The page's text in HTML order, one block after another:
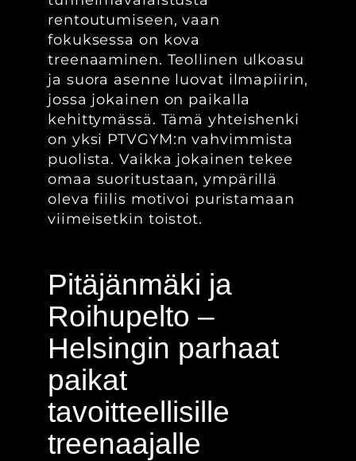
rentoutumiseen, vaan
fokuksessa on kova
treenaaminen. Teollinen ulkoasu
ja suora asenne luovat ilmapiirin,
jossa jokainen on paikalla
kehittymässä. Tämä yhteishenki
on yksi PTVGYM:n vahvimmista
puolista. Vaikka jokainen tekee
omaa suoritustaan, ympärillä
oleva fiilis motivoi puristamaan
viimeisetkin toistot.
Pitäjänmäki ja
Roihupelto –
Helsingin parhaat
paikat
tavoitteellisille
treenaajalle